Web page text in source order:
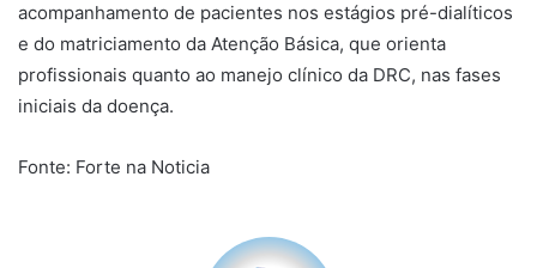
acompanhamento de pacientes nos estágios pré-dialíticos
e do matriciamento da Atenção Básica, que orienta
profissionais quanto ao manejo clínico da DRC, nas fases
iniciais da doença.
Fonte: Forte na Noticia